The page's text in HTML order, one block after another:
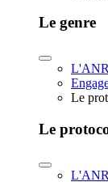
Le genre
L'ANR
Le
Le
L'ANR